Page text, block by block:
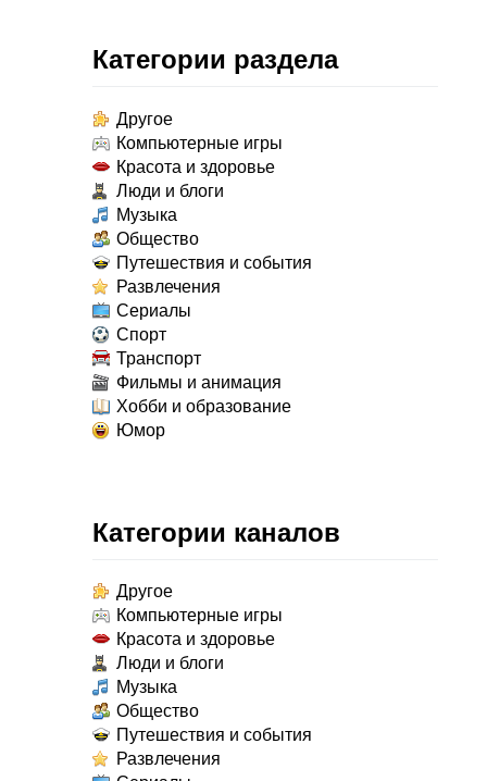
Категории раздела
Другое
Компьютерные игры
Красота и здоровье
Люди и блоги
Музыка
Общество
Путешествия и события
Развлечения
Сериалы
Спорт
Транспорт
Фильмы и анимация
Хобби и образование
Юмор
Категории каналов
Другое
Компьютерные игры
Красота и здоровье
Люди и блоги
Музыка
Общество
Путешествия и события
Развлечения